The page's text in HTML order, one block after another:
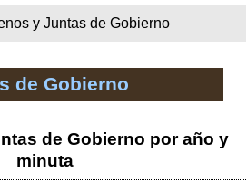
y Juntas de Gobierno
de Gobierno
de Gobierno por año y
minuta